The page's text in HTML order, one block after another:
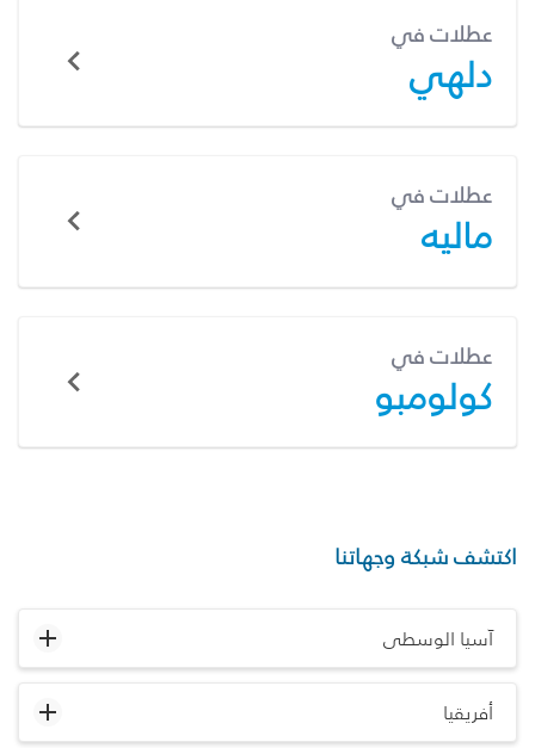
عطلات في
دلهي
عطلات في
ماليه
عطلات في
كولومبو
اكتشف شبكة وجهاتنا
آسيا الوسطى
أفريقيا